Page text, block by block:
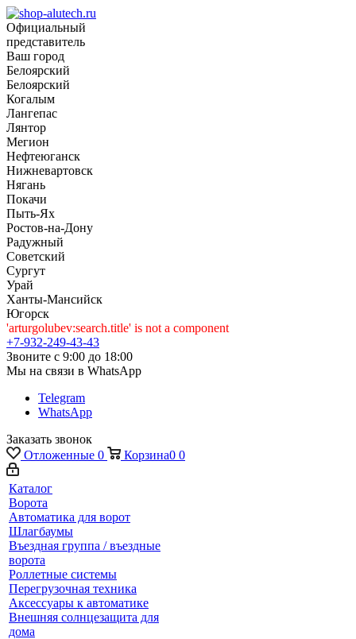
Официальный
представитель
Ваш город
Белоярский
Белоярский
Когалым
Лангепас
Лянтор
Мегион
Нефтеюганск
Нижневартовск
Нягань
Покачи
Пыть-Ях
Рoстов-на-Дону
Радужный
Советский
Сургут
Урай
Ханты-Мансийск
Югорск
'arturgolubev:search.title' is not a component
+7-932-249-43-43
Звоните с 9:00 до 18:00
Мы на связи в WhatsApp
Telegram
WhatsApp
Заказать звонок
Отложенные 0 Корзина0 0
Каталог
Ворота
Автоматика для ворот
Шлагбаумы
Въездная группа / въездные
ворота
Роллетные системы
Перегрузочная техника
Аксессуары к автоматике
Внешняя солнцезащита для
дома